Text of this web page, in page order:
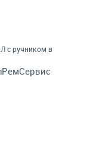
с ручником в